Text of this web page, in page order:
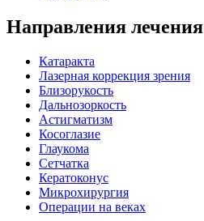
Направления лечения
Катаракта
Лазерная коррекция зрения
Близорукость
Дальнозоркость
Астигматизм
Косоглазие
Глаукома
Сетчатка
Кератоконус
Микрохирургия
Операции на веках